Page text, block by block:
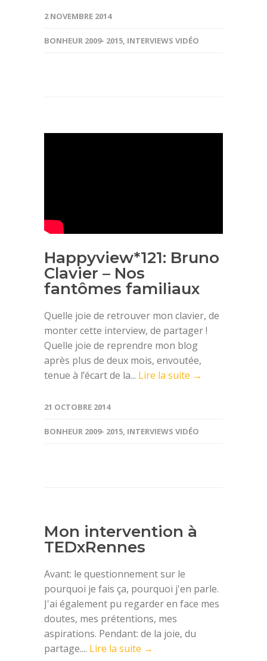
2 NOVEMBRE 2014
BONHEUR 2009- 2015, INTERVIEWS VIDÉO
Happyview*121: Bruno
Clavier – Nos
fantômes familiaux
Quelle joie de retrouver mon clavier, de
monter cette interview, de partager !
Quelle joie de reprendre mon blog
après plus de deux mois, envoutée,
tenue à l’écart de la... Lire la suite →
21 OCTOBRE 2014
BONHEUR 2009- 2015, INTERVIEWS VIDÉO
Mon intervention à
TEDxRennes
Avant: le questionnement sur le
pourquoi je fais ça, pourquoi j'en parle.
J'ai également pu regarder en face mes
doutes, mes prétentions, mes
aspirations. Pendant: de la joie, du
partage.... Lire la suite →